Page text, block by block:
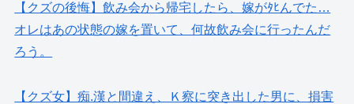
【クズの後悔】飲み会から帰宅したら、嫁がﾀﾋんでた…
オレはあの状態の嫁を置いて、何故飲み会に行ったんだ
ろう。
【クズ女】痴.漢と間違え、Ｋ察に突き出した男に、損害